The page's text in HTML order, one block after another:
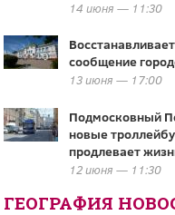
14 июня — 11:30
сообщение
13 июня — 17:00
Подмосковный
новые
продлевает
12 июня — 11:30
ГЕОГРАФИЯ